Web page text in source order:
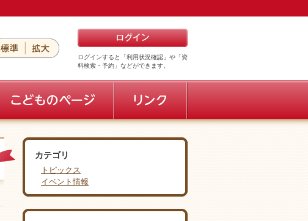
ログインすると「利用状況確認」や「資
料検索・予約」などができます。
カテゴリ
トピックス
イベント情報